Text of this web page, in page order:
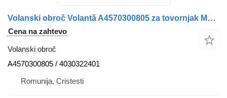
Volanski obroč Volantă A4570300805 za tovornjak Mercedes-Benz A4570300805 4030322401
Cena na zahtevo
Volanski obroč
A4570300805 / 4030322401
Romunija, Cristesti